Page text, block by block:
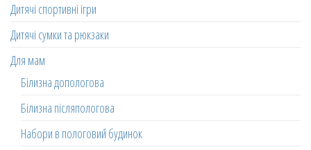
Дитячі спортивні ігри
Дитячі сумки та рюкзаки
Для мам
Білизна допологова
Білизна післяпологова
Набори в пологовий будинок